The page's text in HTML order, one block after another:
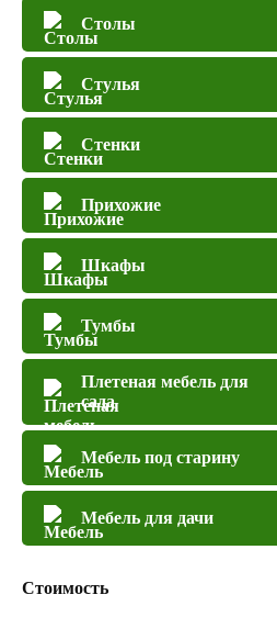
Столы
Стулья
Стенки
Прихожие
Шкафы
Тумбы
Плетеная мебель для
сада
Мебель под старину
Мебель для дачи
Стоимость